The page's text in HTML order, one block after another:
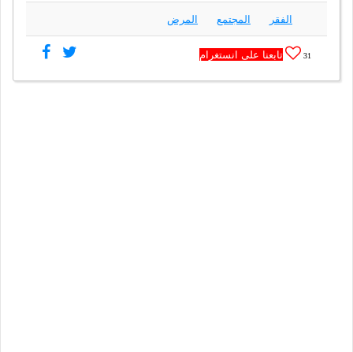
الفقر المجتمع المرض
31 تابعنا على انستغرام